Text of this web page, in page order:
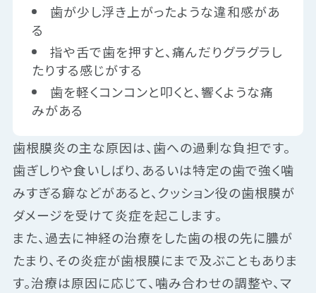
歯が少し浮き上がったような違和感があ
る
指や舌で歯を押すと、痛んだりグラグラし
たりする感じがする
歯を軽くコンコンと叩くと、響くような痛
みがある
歯根膜炎の主な原因は、歯への過剰な負担です。
歯ぎしりや食いしばり、あるいは特定の歯で強く噛
みすぎる癖などがあると、クッション役の歯根膜が
ダメージを受けて炎症を起こします。
また、過去に神経の治療をした歯の根の先に膿が
たまり、その炎症が歯根膜にまで及ぶこともありま
す。治療は原因に応じて、噛み合わせの調整や、マ